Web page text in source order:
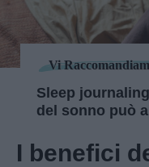
Vi
Sleep
del sonno può
I benefici